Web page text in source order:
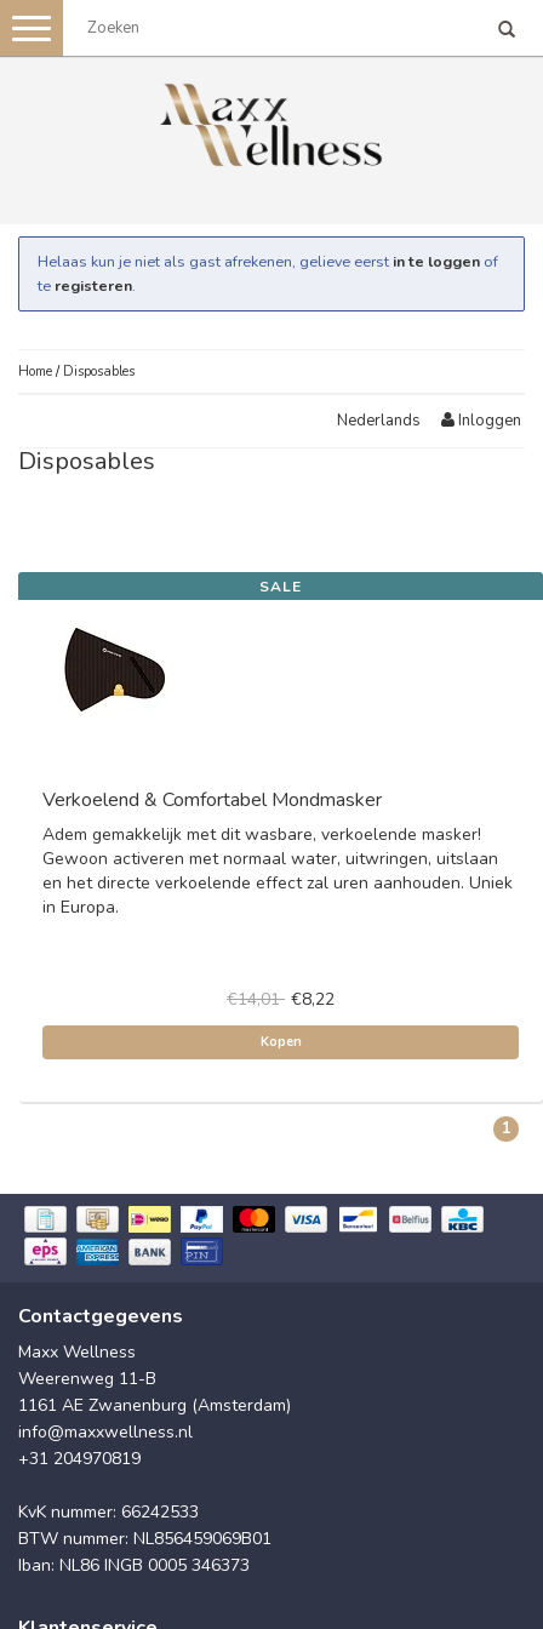
Toggle
navigation
Helaas kun je niet als gast afrekenen, gelieve eerst in te loggen of
te registeren.
Home / Disposables
Nederlands Inloggen
Disposables
SALE
Verkoelend & Comfortabel Mondmasker
Adem gemakkelijk met dit wasbare, verkoelende masker!
Gewoon activeren met normaal water, uitwringen, uitslaan
en het directe verkoelende effect zal uren aanhouden. Uniek
in Europa.
€14,01 €8,22
Kopen
1
Contactgegevens
Maxx Wellness
Weerenweg 11-B
1161 AE Zwanenburg (Amsterdam)
info@maxxwellness.nl
+31 204970819
KvK nummer: 66242533
BTW nummer: NL856459069B01
Iban: NL86 INGB 0005 346373